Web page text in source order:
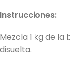
Instrucciones:
Mezcla 1 kg de
disuelta.